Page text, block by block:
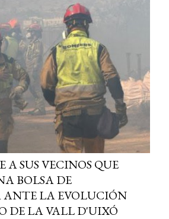
SUS VECINOS QUE
BOLSA DE
ANTE LA EVOLUCIÓN
DE LA VALL D'UIXÓ